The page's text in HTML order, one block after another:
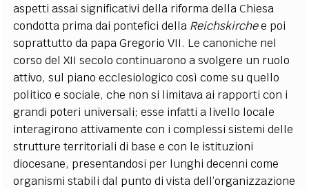
aspetti assai significativi della riforma della Chiesa
condotta prima dai pontefici della Reichskirchee poi
soprattutto da papa Gregorio VII. Le canoniche nel
corso del XII secolo continuarono a svolgere un ruolo
attivo, sul piano ecclesiologico così come su quello
politico e sociale, che non si limitava ai rapporti con i
grandi poteri universali; esse infatti a livello locale
interagirono attivamente con i complessi sistemi delle
strutture territoriali di base e con le istituzioni
diocesane, presentandosi per lunghi decenni come
organismi stabili dal punto di vista dell’organizzazione